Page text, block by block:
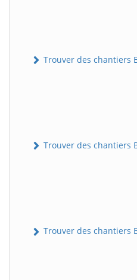
Trouver des chantiers
Trouver des chantiers
Trouver des chantiers